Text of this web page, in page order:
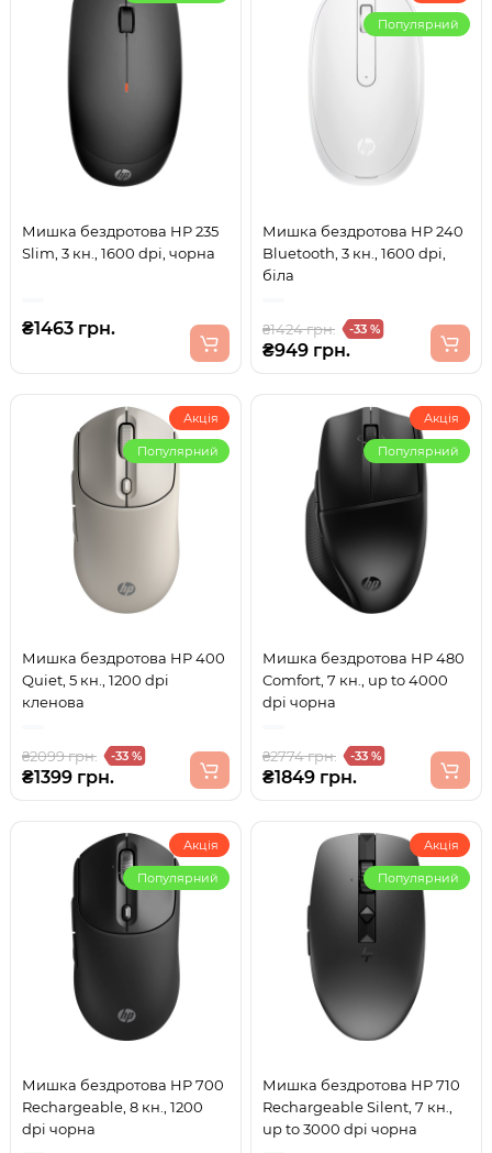
Мишка бездротова HP 235
Slim, 3 кн., 1600 dpi, чорна
₴1463 грн.
Популярний
Мишка бездротова HP 240
Bluetooth, 3 кн., 1600 dpi,
біла
₴1424 грн. -33 %
₴949 грн.
Акція
Популярний
Мишка бездротова HP 400
Quiet, 5 кн., 1200 dpi
кленова
₴2099 грн. -33 %
₴1399 грн.
Акція
Популярний
Мишка бездротова HP 480
Comfort, 7 кн., up to 4000
dpi чорна
₴2774 грн. -33 %
₴1849 грн.
Акція
Популярний
Мишка бездротова HP 700
Rechargeable, 8 кн., 1200
dpi чорна
Акція
Популярний
Мишка бездротова HP 710
Rechargeable Silent, 7 кн.,
up to 3000 dpi чорна